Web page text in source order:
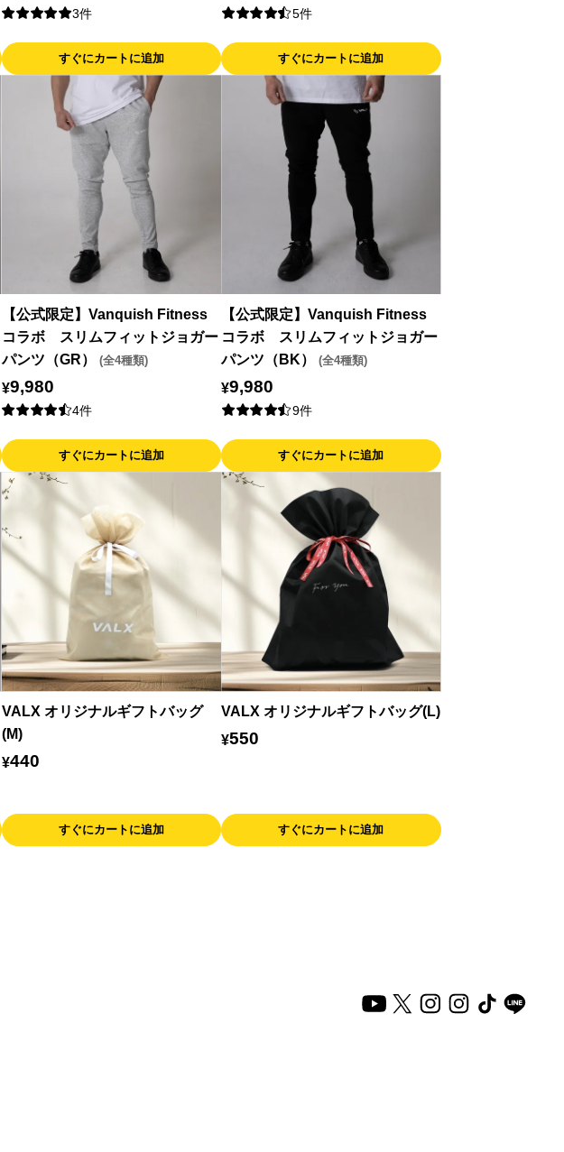
3件
すぐにカートに追加
5件
すぐにカートに追加
【公式限定】Vanquish Fitness
コラボ スリムフィットジョガー
パンツ（GR） (全4種類)
¥9,980
4件
すぐにカートに追加
【公式限定】Vanquish Fitness
コラボ スリムフィットジョガー
パンツ（BK）(全4種類)
¥9,980
9件
すぐにカートに追加
VALX オリジナルギフトバッグ
(M)
¥440
すぐにカートに追加
VALX オリジナルギフトバッグ(L)
¥550
すぐにカートに追加